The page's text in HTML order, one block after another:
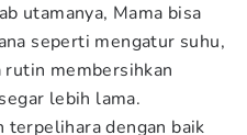
utamanya, Mama bisa
seperti mengatur suhu,
rutin membersihkan
lebih lama.
terpelihara dengan baik